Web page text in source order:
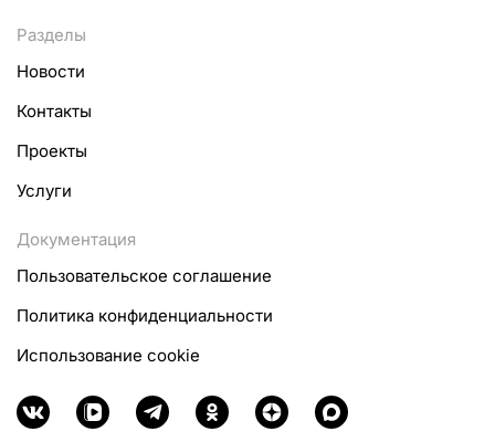
Разделы
Новости
Контакты
Проекты
Услуги
Документация
Пользовательское соглашение
Политика конфиденциальности
Использование cookie